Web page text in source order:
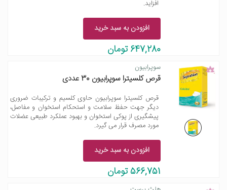
افزاید.
افزودن به سبد خرید
647,280 تومان
سوپرابیون
قرص کلسیترا سوپرابیون 30 عددی
قرص کلسیترا سوپرابیون حاوی کلسیم و ترکیبات ضروری
دیگر جهت حفظ سلامت و استحکام استخوان و مفاصل،
پیشگیری از پوکی استخوان و بهبود عملکرد طبیعی عضلات
مورد مصرف قرار می گیرد.
افزودن به سبد خرید
566,751 تومان